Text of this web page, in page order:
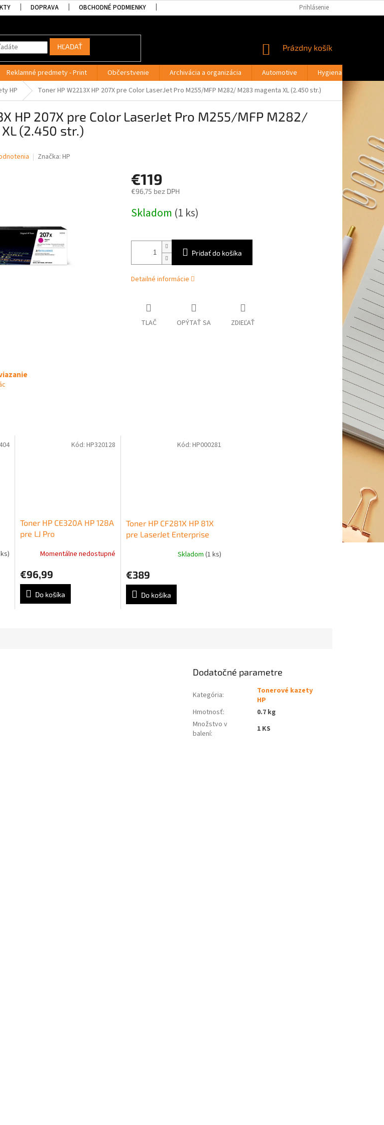
DOPRAVA OBCHODNÉ PODMIENKY MOJA OBJEDNÁVKA
Prihlásenie
HĽADAŤ
NÁKUPNÝ
Prázdny košík
Reklamné predmety - Print Občerstvenie Archivácia a organizácia Automotive
Hygiena a drogéria
HP Toner HP W2213X HP 207X pre Color LaserJet Pro M255/MFP M282/ M283 magenta XL (2.450 str.)
HP 207X pre Color LaserJet Pro M255/MFP M282/
(2.450 str.)
Značka: HP
€119
€96,75 bez DPH
cena:
Skladom (1 ks)
Pridať do košíka
Detailné informácie
TLAČ OPÝTAŤ SA ZDIEĽAŤ
Toner HP CE320A HP 128A
pre LJ Pro
(2.000 str.)
Momentálne nedostupné
€96,99
Do košíka
Kód: HP320128
Toner HP CF281X HP 81X
pre LaserJet Enterprise
Skladom(1 ks)
€389
Do košíka
Kód:HP000281
Dodatočné parametre
Kategória:
Tonerové kazety
HP
Hmotnosť:
0.7 kg
Množstvo v
balení: 1 KS